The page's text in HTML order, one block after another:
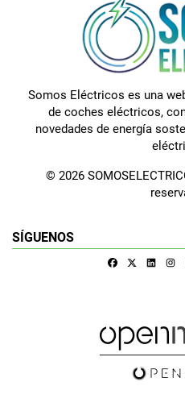
Somos Eléctricos es una
de coches eléctricos,
novedades de energía
© 2026
SÍGUENOS
Facebook